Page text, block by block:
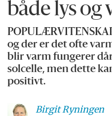
både lys og
og der er det ofte
blir varm fungerer
solcelle, men dette
positivt.
BirgitRyningen